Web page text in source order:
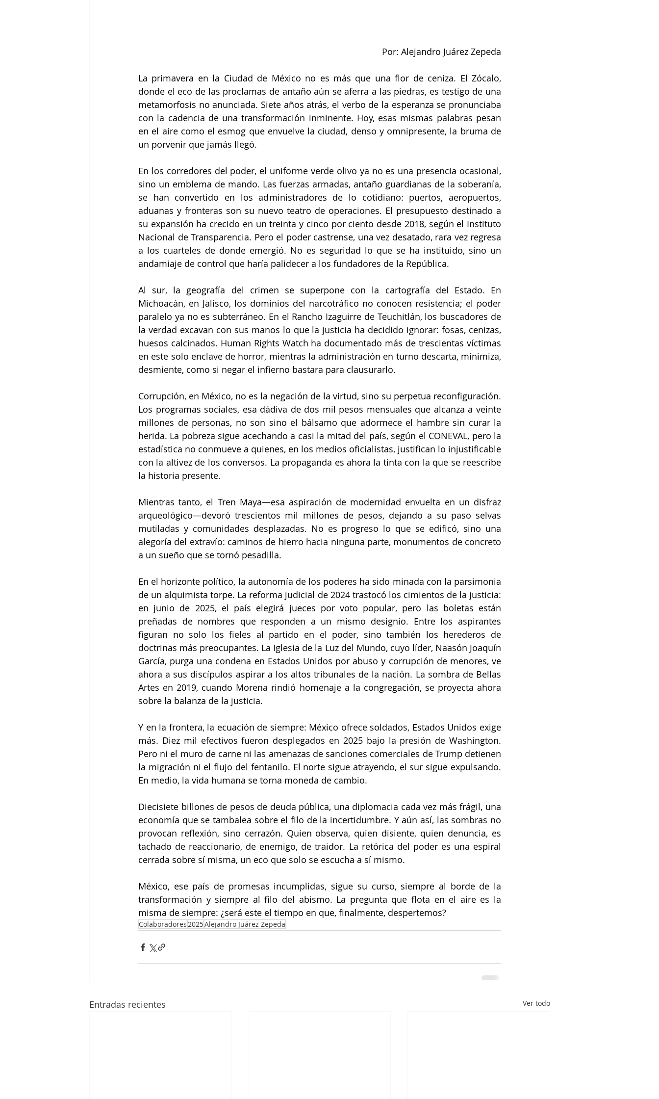
Por: Alejandro Juárez Zepeda
La primavera en la Ciudad de México no es más que una flor de ceniza. El Zócalo,
donde el eco de las proclamas de antaño aún se aferra a las piedras, es testigo de una
metamorfosis no anunciada. Siete años atrás, el verbo de la esperanza se pronunciaba
con la cadencia de una transformación inminente. Hoy, esas mismas palabras pesan
en el aire como el esmog que envuelve la ciudad, denso y omnipresente, la bruma de
un porvenir que jamás llegó.
En los corredores del poder, el uniforme verde olivo ya no es una presencia ocasional,
sino un emblema de mando. Las fuerzas armadas, antaño guardianas de la soberanía,
se han convertido en los administradores de lo cotidiano: puertos, aeropuertos,
aduanas y fronteras son su nuevo teatro de operaciones. El presupuesto destinado a
su expansión ha crecido en un treinta y cinco por ciento desde 2018, según el Instituto
Nacional de Transparencia. Pero el poder castrense, una vez desatado, rara vez regresa
a los cuarteles de donde emergió. No es seguridad lo que se ha instituido, sino un
andamiaje de control que haría palidecer a los fundadores de la República.
Al sur, la geografía del crimen se superpone con la cartografía del Estado. En
Michoacán, en Jalisco, los dominios del narcotráfico no conocen resistencia; el poder
paralelo ya no es subterráneo. En el Rancho Izaguirre de Teuchitlán, los buscadores de
la verdad excavan con sus manos lo que la justicia ha decidido ignorar: fosas, cenizas,
huesos calcinados. Human Rights Watch ha documentado más de trescientas víctimas
en este solo enclave de horror, mientras la administración en turno descarta, minimiza,
desmiente, como si negar el infierno bastara para clausurarlo.
Corrupción, en México, no es la negación de la virtud, sino su perpetua reconfiguración.
Los programas sociales, esa dádiva de dos mil pesos mensuales que alcanza a veinte
millones de personas, no son sino el bálsamo que adormece el hambre sin curar la
herida. La pobreza sigue acechando a casi la mitad del país, según el CONEVAL, pero la
estadística no conmueve a quienes, en los medios oficialistas, justifican lo injustificable
con la altivez de los conversos. La propaganda es ahora la tinta con la que se reescribe
la historia presente.
Mientras tanto, el Tren Maya—esa aspiración de modernidad envuelta en un disfraz
arqueológico—devoró trescientos mil millones de pesos, dejando a su paso selvas
mutiladas y comunidades desplazadas. No es progreso lo que se edificó, sino una
alegoría del extravío: caminos de hierro hacia ninguna parte, monumentos de concreto
a un sueño que se tornó pesadilla.
En el horizonte político, la autonomía de los poderes ha sido minada con la parsimonia
de un alquimista torpe. La reforma judicial de 2024 trastocó los cimientos de la justicia:
en junio de 2025, el país elegirá jueces por voto popular, pero las boletas están
preñadas de nombres que responden a un mismo designio. Entre los aspirantes
figuran no solo los fieles al partido en el poder, sino también los herederos de
doctrinas más preocupantes. La Iglesia de la Luz del Mundo, cuyo líder, Naasón Joaquín
García, purga una condena en Estados Unidos por abuso y corrupción de menores, ve
ahora a sus discípulos aspirar a los altos tribunales de la nación. La sombra de Bellas
Artes en 2019, cuando Morena rindió homenaje a la congregación, se proyecta ahora
sobre la balanza de la justicia.
Y en la frontera, la ecuación de siempre: México ofrece soldados, Estados Unidos exige
más. Diez mil efectivos fueron desplegados en 2025 bajo la presión de Washington.
Pero ni el muro de carne ni las amenazas de sanciones comerciales de Trump detienen
la migración ni el flujo del fentanilo. El norte sigue atrayendo, el sur sigue expulsando.
En medio, la vida humana se torna moneda de cambio.
Diecisiete billones de pesos de deuda pública, una diplomacia cada vez más frágil, una
economía que se tambalea sobre el filo de la incertidumbre. Y aún así, las sombras no
provocan reflexión, sino cerrazón. Quien observa, quien disiente, quien denuncia, es
tachado de reaccionario, de enemigo, de traidor. La retórica del poder es una espiral
cerrada sobre sí misma, un eco que solo se escucha a sí mismo.
México, ese país de promesas incumplidas, sigue su curso, siempre al borde de la
transformación y siempre al filo del abismo. La pregunta que flota en el aire es la
misma de siempre: ¿será este el tiempo en que, finalmente, despertemos?
Colaboradores2025Alejandro Juárez Zepeda
Entradas recientes Ver todo